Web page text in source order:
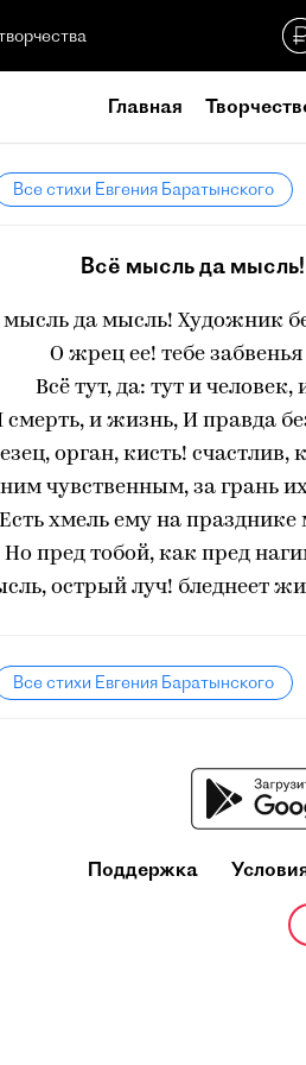
Главная
Все стихи Евгения Баратынского
Всё мысль да
мысль да мысль! Художник
О жрец ее! тебе забвенья
Всё тут, да: тут и человек,
смерть, и жизнь, И правда
орган, кисть! счастлив,
чувственным, за грань
Есть хмель ему на
Но пред тобой, как пред
острый луч! бледнеет
Все стихи Евгения Баратынского
Поддержка